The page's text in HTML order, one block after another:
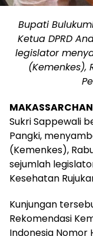
Bupati
Ketua DPRD
legislator
(Kemenkes),
Sukri Sappewali
Pangki,
(Kemenkes),
sejumlah
Kesehatan
Kunjungan
Rekomendasi
Indonesia Nomor